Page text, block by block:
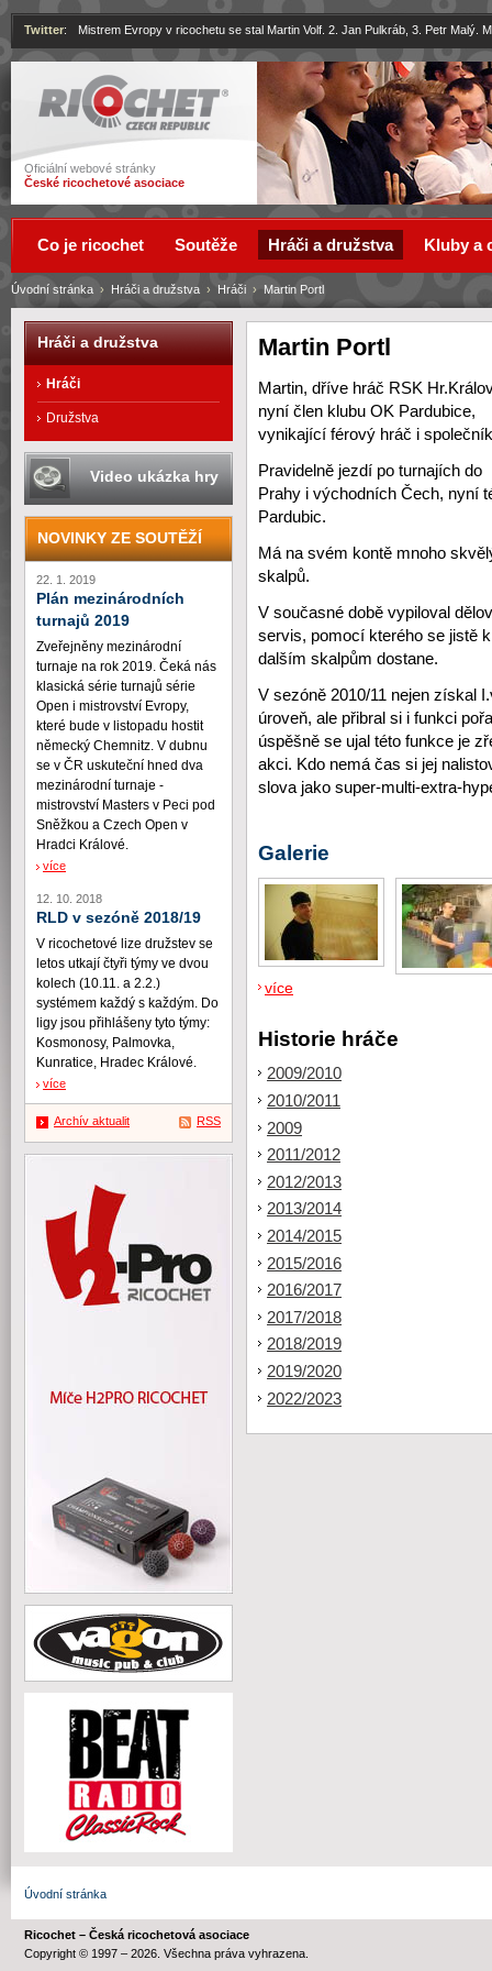
Ricochet
Oficiální webové stránky
České ricochetové asociace
Twitter: Mistrem Evropy v ricochetu se stal Martin Volf. 2. Jan Pulkráb, 3. Petr Malý.
Martin Portl
Martin, dříve hráč RSK
nyní člen klubu OK Pardubice,
vynikající férový hráč i
Pravidelně jezdí po turnajích do
Prahy i východních Čech, nyní
Pardubic.
Má na svém kontě mnoho
skalpů.
V současné době vypiloval
servis, pomocí kterého se jistě k
dalším skalpům dostane.
V sezóně 2010/11 nejen získal
úroveň, ale přibral si i funkci
úspěšně se ujal této funkce je
akci. Kdo nemá čas si jej
slova jako super-multi-extra-
Galerie
více
Historie hráče
2009/2010
2010/2011
2009
2011/2012
2012/2013
2013/2014
2014/2015
2015/2016
2016/2017
2017/2018
2018/2019
2019/2020
2022/2023
Úvodní stránka › Hráči a družstva › Hráči › Martin Portl
Co je ricochet Soutěže Hráči a družstva Kluby a
Hráči a družstva
Hráči
Družstva
Video ukázka hry
NOVINKY ZE SOUTĚŽÍ
22. 1. 2019
Plán mezinárodních
turnajů 2019
Zveřejněny mezinárodní
turnaje na rok 2019. Čeká nás
klasická série turnajů série
Open i mistrovství Evropy,
které bude v listopadu hostit
německý Chemnitz. V dubnu
se v ČR uskuteční hned dva
mezinárodní turnaje -
mistrovství Masters v Peci pod
Sněžkou a Czech Open v
Hradci Králové.
více
12. 10. 2018
RLD v sezóně 2018/19
V ricochetové lize družstev se
letos utkají čtyři týmy ve dvou
kolech (10.11. a 2.2.)
systémem každý s každým. Do
ligy jsou přihlášeny tyto týmy:
Kosmonosy, Palmovka,
Kunratice, Hradec Králové.
více
Archív aktualit RSS
Úvodní stránka
Ricochet – Česká ricochetová asociace
Copyright © 1997 – 2026. Všechna práva vyhrazena.